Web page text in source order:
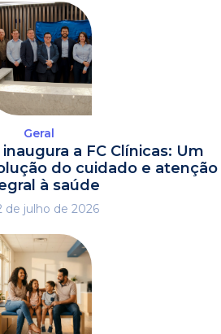
Geral
a FC Clínicas: Um
do cuidado e atenção
à saúde
de julho de 2026